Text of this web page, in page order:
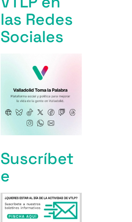
las Redes
Sociales
Suscríbet
e